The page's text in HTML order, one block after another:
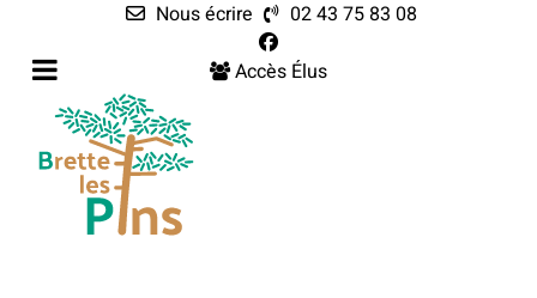
Nous écrire
02 43 75 83 08
Accès Élus